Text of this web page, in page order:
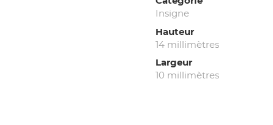
Insigne
Hauteur
14 millimètres
Largeur
10 millimètres